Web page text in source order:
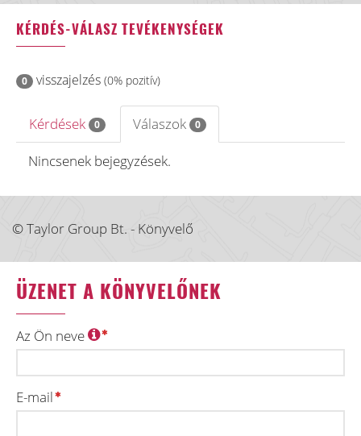
KÉRDÉS-VÁLASZ TEVÉKENYSÉGEK
0 visszajelzés (0% pozitív)
Kérdések 0 Válaszok 0
Nincsenek bejegyzések.
© Taylor Group Bt. - Könyvelő
ÜZENET A KÖNYVELŐNEK
Az Ön neve
E-mail